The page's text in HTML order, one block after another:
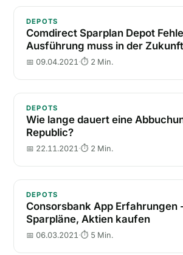
Comdirect Sparplan Depot
DEPOTS
Comdirect Sparplan Depot
Ausführung muss in der
📅 09.04.2021·⏱ 2 Min.
Wie lange dauert eine Abbuchung
DEPOTS
Wie lange dauert eine
Republic?
📅 22.11.2021·⏱ 2 Min.
Consorsbank App Erfahrungen -
DEPOTS
Consorsbank App Erfahrungen
Sparpläne, Aktien kaufen
📅 06.03.2021·⏱ 5 Min.